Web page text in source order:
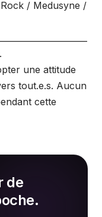
/ Medusyne /
une attitude
tout.e.s. Aucun
cette
de